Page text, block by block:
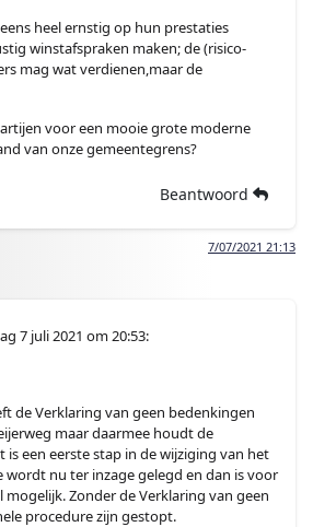
heel ernstig op hun prestaties
winstafspraken maken; de (risico-
mag wat verdienen,maar de
voor een mooie grote moderne
van onze gemeentegrens?
Beantwoord
7/07/2021 21:13
7 juli 2021 om 20:53:
de Verklaring van geen bedenkingen
maar daarmee houdt de
is een eerste stap in de wijziging van het
wordt nu ter inzage gelegd en dan is voor
Zonder de Verklaring van geen
procedure zijn gestopt.